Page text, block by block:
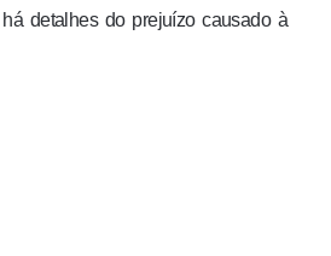
detalhes do prejuízo causado à